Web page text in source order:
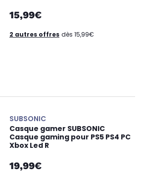
15,99€
2 autres offres dès 15,99€
SUBSONIC
Casque gamer SUBSONIC
Casque gaming pour PS5 PS4 PC
Xbox Led R
19,99€